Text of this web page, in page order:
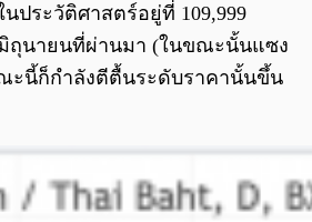
ประวัติศาสตร์อยู่ที่ 109,999
ถุนายนที่ผ่านมา (ในขณะนั้นแซง
ะนี้ก็กำลังตีตื้นระดับราคานั้นขึ้น